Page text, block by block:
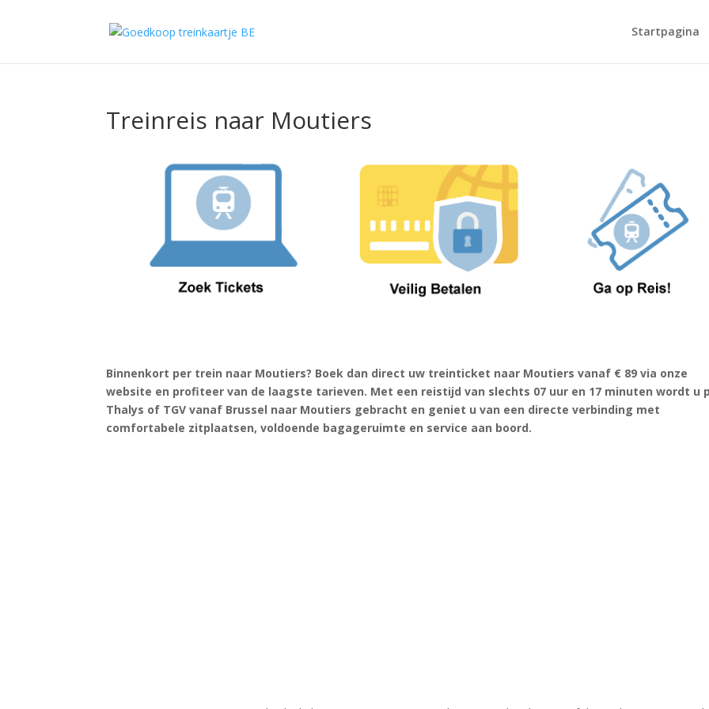
Startpagina
Treinreis naar Moutiers
Binnenkort per trein naar Moutiers? Boek dan direct uw treinticket naar Moutiers vanaf € 89 via onze
website en profiteer van de laagste tarieven. Met een reistijd van slechts 07 uur en 17 minuten wordt u
Thalys of TGV vanaf Brussel naar Moutiers gebracht en geniet u van een directe verbinding met
comfortabele zitplaatsen, voldoende bagageruimte en service aan boord.